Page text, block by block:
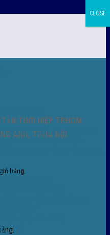
THỚI HIỆP TP.HCM
ANH, TP.HÀ NỘI
hàng.
PALLET- màng PE- màng chit
- skinfilm - hút sát da
POF
thế
CLOSE